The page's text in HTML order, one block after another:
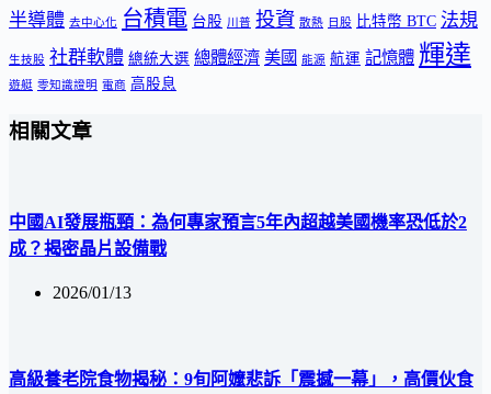
半導體 去中心化 台積電 台股 川普 投資 散熱 日股 比特幣 BTC 法規
生技股 社群軟體 總統大選 總體經濟 美國 能源 航運 記憶體 輝達
遊艇 零知識證明 電商 高股息
相關文章
中國AI發展瓶頸：為何專家預言5年內超越美國機率恐低於2
成？揭密晶片設備戰
2026/01/13
高級養老院食物揭秘：9旬阿嬤悲訴「震撼一幕」，高價伙食